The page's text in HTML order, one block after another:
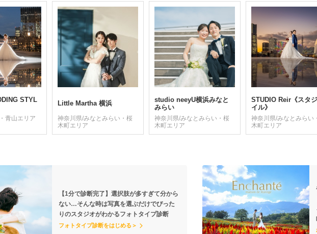
STYL
青山エリア
Little Martha 横浜
神奈川県/みなとみらい・桜
木町エリア
studio neeyU横浜みなと
みらい
神奈川県/みなとみらい・桜
木町エリア
STUDIO Reir《スタ
イル》
神奈川県/みなとみらい
木町エリア
【1分で診断完了】選択肢が多すぎて分から
ない…そんな時は写真を選ぶだけでぴった
りのスタジオがわかるフォトタイプ診断
フォトタイプ診断をはじめる＞